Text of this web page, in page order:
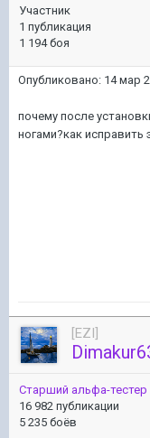
Участник
1 публикация
1 194 боя
Опубликовано: 14 мар
почему после
ногами?как исправить
[EZI]
Старший альфа-тестер
16 982 публикации
5 235 боёв